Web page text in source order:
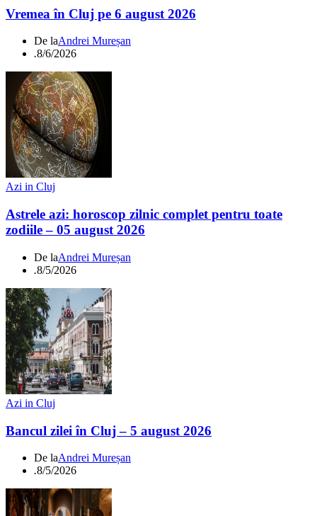
Vremea în Cluj pe 6 august 2026
De laAndrei Mureșan
.8/6/2026
Azi in Cluj
Astrele azi: horoscop zilnic complet pentru toate
zodiile – 05 august 2026
De laAndrei Mureșan
.8/5/2026
Azi in Cluj
Bancul zilei în Cluj – 5 august 2026
De laAndrei Mureșan
.8/5/2026